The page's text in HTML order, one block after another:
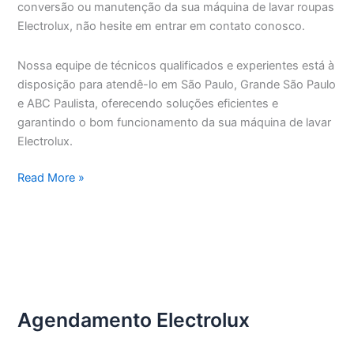
conversão ou manutenção da sua máquina de lavar roupas
Electrolux, não hesite em entrar em contato conosco.
Nossa equipe de técnicos qualificados e experientes está à
disposição para atendê-lo em São Paulo, Grande São Paulo
e ABC Paulista, oferecendo soluções eficientes e
garantindo o bom funcionamento da sua máquina de lavar
Electrolux.
Assistência
Read More »
Agendamento Electrolux